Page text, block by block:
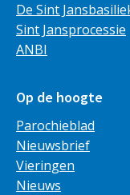
De Sint
Sint Jansprocessie
ANBI
Op de hoogte
Parochieblad
Nieuwsbrief
Vieringen
Nieuws